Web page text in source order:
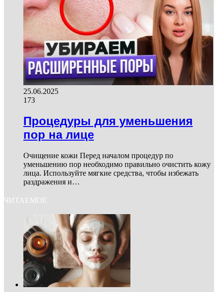
25.06.2025
173
Процедуры для уменьшения
пор на лице
Очищение кожи Перед началом процедур по
уменьшению пор необходимо правильно очистить кожу
лица. Используйте мягкие средства, чтобы избежать
раздражения и…
ЧИТАЕМОЕ